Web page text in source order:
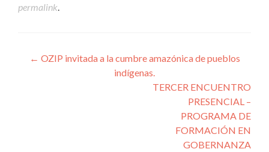
permalink
Post
navigation
← OZIP invitada a la cumbre amazónica de pueblos
indígenas.
TERCER ENCUENTRO
PRESENCIAL –
PROGRAMA DE
FORMACIÓN EN
GOBERNANZA